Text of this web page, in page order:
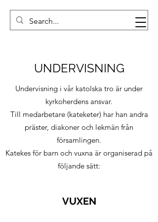
UNDERVISNING
Undervisning i vår katolska tro är under
kyrkoherdens ansvar.
Till medarbetare (kateketer) har han andra
präster, diakoner och lekmän från
församlingen.
Katekes för barn och vuxna är organiserad på
följande sätt:
VUXEN